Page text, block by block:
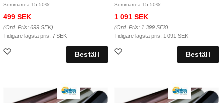
Sommarrea 15-50%!
499 SEK
(Ord. Pris: 699 SEK)
Tidigare lägsta pris: 7 SEK
Sommarrea 15-50%!
1 091 SEK
(Ord. Pris: 1 399 SEK)
Tidigare lägsta pris: 1 091 SEK